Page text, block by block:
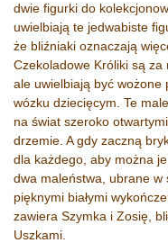
dwie figurki do
uwielbiają te jedwabiste
że bliźniaki oznaczają
Czekoladowe Króliki są za
ale uwielbiają być wożone
wózku dziecięcym. Te
na świat szeroko
drzemie. A gdy zaczną
dla każdego, aby można
dwa maleństwa, ubrane
pięknymi białymi
zawiera Szymka i Zosię,
Uszkami.